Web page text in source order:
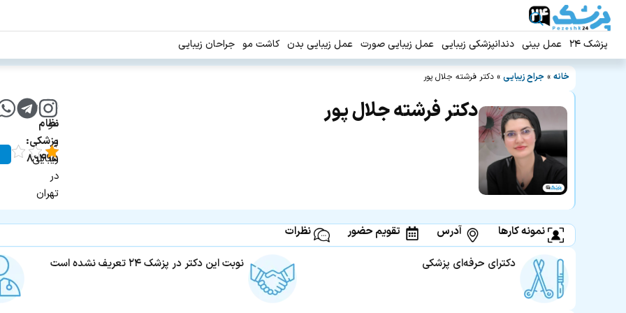
پزشک ۲۴ عمل بینی دندانپزشکی زیبایی عمل زیبایی صورت عمل زیبایی بدن کاشت مو جراحان زیبایی
خانه » جراح زیبایی » دکتر فرشته جلال پور
دکتر فرشته جلال پور
پوست،
مو
و
زیبایی
در
تهران
شماره
نظام
پزشکی:
۸۹۴۹۵
نمونه کارها آدرس تقویم حضور
نظرات
دکترای حرفه‌ای پزشکی
نوبت این دکتر در پزشک ۲۴ تعریف نشده است